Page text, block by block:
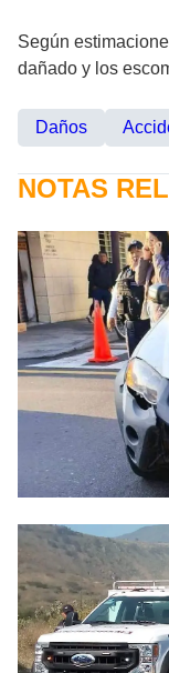
Según
dañado y los
Daños
NOTAS